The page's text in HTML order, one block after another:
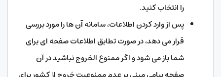
را انتخاب کنید.
پس از وارد کردن اطلاعات، سامانه آن ها را مورد بررسی
قرار می دهد، در صورت تطابق اطلاعات صفحه ای برای
شما باز می شود و اگر ممنوع الخروج نباشید در آن